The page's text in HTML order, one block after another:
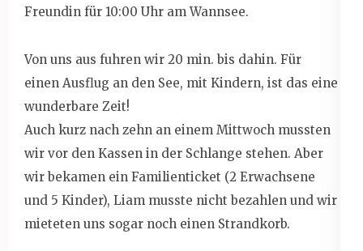
Freundin für 10:00 Uhr am Wannsee.
Von uns aus fuhren wir 20 min. bis dahin. Für
einen Ausflug an den See, mit Kindern, ist das eine
wunderbare Zeit!
Auch kurz nach zehn an einem Mittwoch mussten
wir vor den Kassen in der Schlange stehen. Aber
wir bekamen ein Familienticket (2 Erwachsene
und 5 Kinder), Liam musste nicht bezahlen und wir
mieteten uns sogar noch einen Strandkorb.